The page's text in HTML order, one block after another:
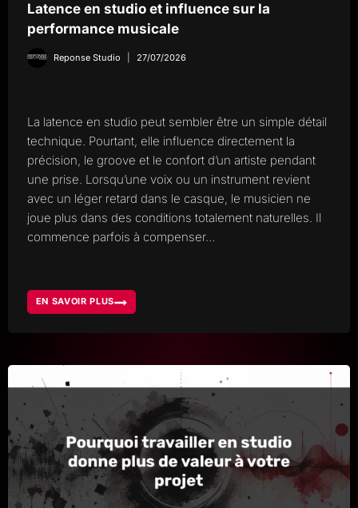
Latence en studio et influence sur la
performance musicale
Reponse Studio 27/07/2026
La latence en studio peut sembler être un simple détail
technique. Pourtant, elle influence directement la
précision, le groove et le confort d’un artiste pendant
une prise. Lorsqu’une voix ou un instrument revient
avec un léger retard dans le casque, le musicien ne
joue plus dans des conditions totalement naturelles. Il
commence parfois à compenser…
EN SAVOIR PLUS
LATENCE
EN
PERFORMANCE